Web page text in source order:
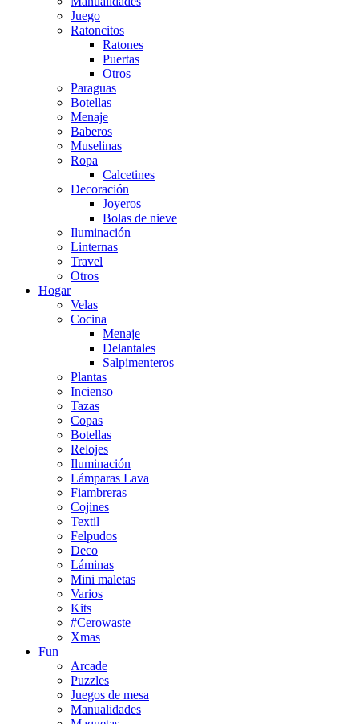
Juego
Ratoncitos
Ratones
Puertas
Otros
Paraguas
Botellas
Menaje
Baberos
Muselinas
Ropa
Calcetines
Decoración
Joyeros
Bolas de nieve
Iluminación
Linternas
Travel
Otros
Hogar
Velas
Cocina
Menaje
Delantales
Salpimenteros
Plantas
Incienso
Tazas
Copas
Botellas
Relojes
Iluminación
Lámparas Lava
Fiambreras
Cojines
Textil
Felpudos
Deco
Láminas
Mini maletas
Varios
Kits
#Cerowaste
Xmas
Fun
Arcade
Puzzles
Juegos de mesa
Manualidades